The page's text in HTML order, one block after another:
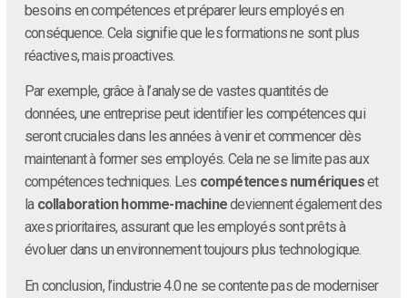
besoins en compétences et préparer leurs employés en
conséquence. Cela signifie que les formations ne sont plus
réactives, mais proactives.
Par exemple, grâce à l’analyse de vastes quantités de
données, une entreprise peut identifier les compétences qui
seront cruciales dans les années à venir et commencer dès
maintenant à former ses employés. Cela ne se limite pas aux
compétences techniques. Les compétences numériqueset
la collaboration homme-machinedeviennent également des
axes prioritaires, assurant que les employés sont prêts à
évoluer dans un environnement toujours plus technologique.
En conclusion, l’industrie 4.0 ne se contente pas de moderniser